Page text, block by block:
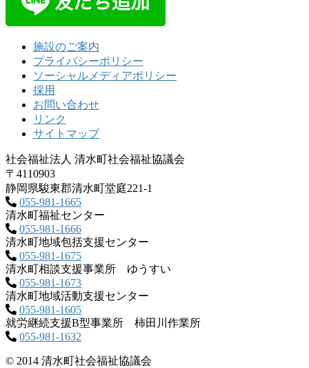
施設のご案内
プライバシーポリシー
ソーシャルメディアポリシー
採用
お問い合わせ
リンク
サイトマップ
社会福祉法人 清水町社会福祉協議会
〒4110903
静岡県駿東郡清水町堂庭221‐1
055-981-1665
清水町福祉センター
055-981-1666
清水町地域包括支援センター
055-981-1675
清水町相談支援事業所 ゆうすい
055-981-1673
清水町地域活動支援センター
055-981-1605
就労継続支援B型事業所 柿田川作業所
055-981-1632
© 2014 清水町社会福祉協議会